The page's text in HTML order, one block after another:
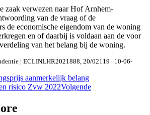
zaak verwezen naar Hof Arnhem-
van de vraag of de
de economische eigendom van de woning
en of daarbij is voldaan aan de voor
van het belang bij de woning.
| ECLINLHR2021888, 20/02119 | 10-06-
aanmerkelijk belang
risico Zvw 2022Volgende